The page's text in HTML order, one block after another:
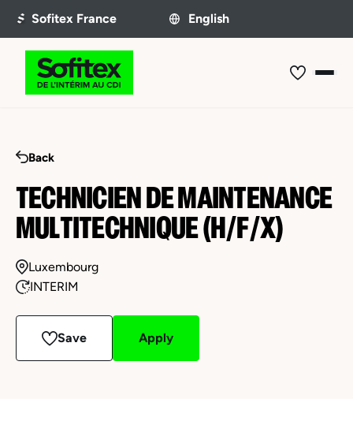
Back
TECHNICIEN DE MAINTENANCE
MULTITECHNIQUE (H/F/X)
Luxembourg
INTERIM
Save Apply